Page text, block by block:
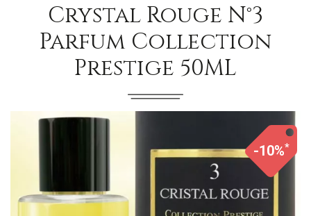
Crystal Rouge N°3
Parfum Collection
Prestige 50ML
-10%*